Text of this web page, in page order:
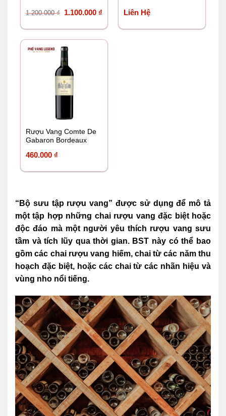
“Bộ sưu tập rượu vang” được sử dụng để mô tả
một tập hợp những chai rượu vang đặc biệt hoặc
độc đáo mà một người yêu thích rượu vang sưu
tầm và tích lũy qua thời gian. BST này có thể bao
gồm các chai rượu vang hiếm, chai từ các năm thu
hoạch đặc biệt, hoặc các chai từ các nhãn hiệu và
vùng nho nổi tiếng.
1.200.000₫
Giá
1.200.000 ₫.
1.100.000 ₫Giá
hiện
Liên Hệ
Rượu Vang Comte De
Gabaron Bordeaux
460.000 ₫